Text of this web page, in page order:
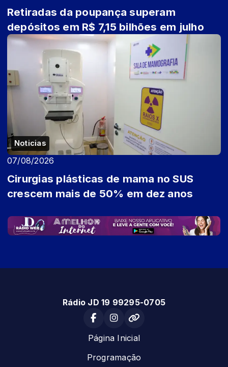
Retiradas da poupança superam
depósitos em R$ 7,15 bilhões em julho
Noticias
07/08/2026
Cirurgias plásticas de mama no SUS
crescem mais de 50% em dez anos
Rádio JD 19 99295-0705
Página Inicial
Programação